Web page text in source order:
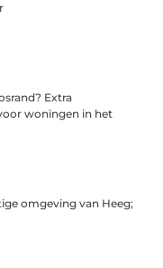
Extra
woningen in het
omgeving van Heeg;